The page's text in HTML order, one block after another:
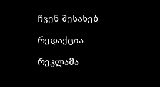
ჩვენ შესახებ
რედაქცია
რეკლამა